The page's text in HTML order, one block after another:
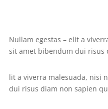
Nullam egestas – elit a
sit amet bibendum dui risus
lit a viverra malesuada, nisi
dui risus diam non sapien